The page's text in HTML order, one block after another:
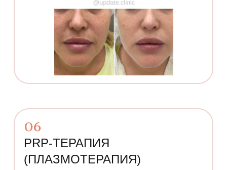
PRP-ТЕРАПИЯ
(ПЛАЗМОТЕРАПИЯ)
06